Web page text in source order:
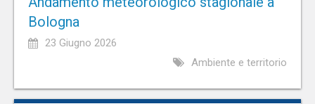
Bologna
23 Giugno 2026
Ambiente e territorio